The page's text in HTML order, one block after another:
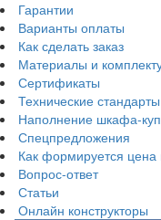
Гарантии
Варианты оплаты
Как сделать заказ
Материалы и
Сертификаты
Технические стандарты
Наполнение шкафа-
Спецпредложения
Как формируется
Вопрос-ответ
Статьи
Онлайн конструкторы